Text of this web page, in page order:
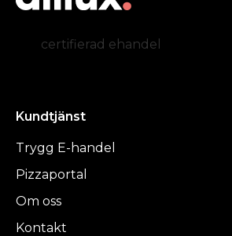
certifierad ehandel
Kundtjänst
Trygg E-handel
Pizzaportal
Om oss
Kontakt